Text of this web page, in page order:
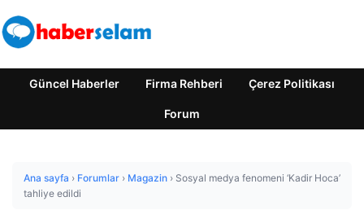
Güncel Haberler Firma Rehberi Çerez Politikası
Forum
Ana sayfa › Forumlar › Magazin › Sosyal medya fenomeni ‘Kadir Hoca’
tahliye edildi